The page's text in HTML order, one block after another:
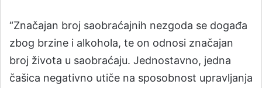
“Značajan broj saobraćajnih nezgoda se događa
zbog brzine i alkohola, te on odnosi značajan
broj života u saobraćaju. Jednostavno, jedna
čašica negativno utiče na sposobnost upravljanja